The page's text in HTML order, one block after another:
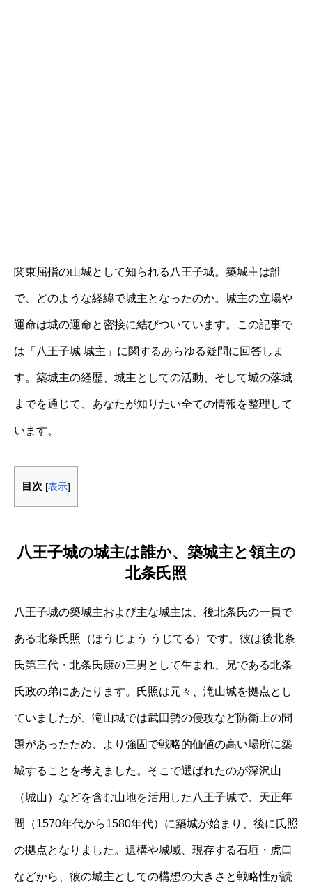
関東屈指の山城として知られる八王子城。築城主は誰
で、どのような経緯で城主となったのか。城主の立場や
運命は城の運命と密接に結びついています。この記事で
は「八王子城 城主」に関するあらゆる疑問に回答しま
す。築城主の経歴、城主としての活動、そして城の落城
までを通じて、あなたが知りたい全ての情報を整理して
います。
目次 [表示]
八王子城の城主は誰か、築城主と領主の
北条氏照
八王子城の築城主および主な城主は、後北条氏の一員で
ある北条氏照（ほうじょう うじてる）です。彼は後北条
氏第三代・北条氏康の三男として生まれ、兄である北条
氏政の弟にあたります。氏照は元々、滝山城を拠点とし
ていましたが、滝山城では武田勢の侵攻など防衛上の問
題があったため、より強固で戦略的価値の高い場所に築
城することを考えました。そこで選ばれたのが深沢山
（城山）などを含む山地を活用した八王子城で、天正年
間（1570年代から1580年代）に築城が始まり、後に氏照
の拠点となりました。遺構や城域、現存する石垣・虎口
などから、彼の城主としての構想の大きさと戦略性が読